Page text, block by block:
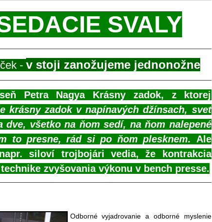
SVALY
- v stoji zanožujeme jednonožne
Petra Nagya Krásny zadok, z ktorej
krásny zadok v napínavých džínsach, svet
dve, všetko na ňom sedí, na ňom nalepené
to presne, rád si po ňom plesknem. Ale
siloví trojbojári vedia, že kontrakcia
zvyšovania výkonu v bench presse.
Odborné vyjadrovanie a odborné myslenie